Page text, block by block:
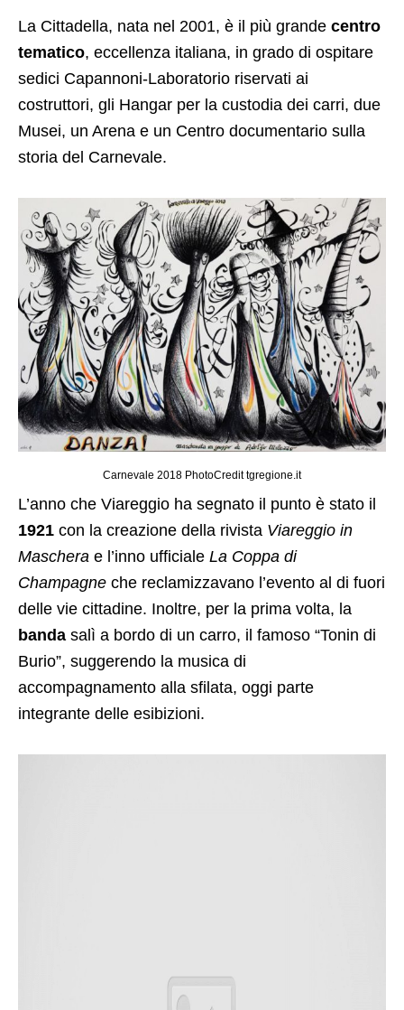
La Cittadella, nata nel 2001, è il più grande centro
tematico, eccellenza italiana, in grado di ospitare
sedici Capannoni-Laboratorio riservati ai
costruttori, gli Hangar per la custodia dei carri, due
Musei, un Arena e un Centro documentario sulla
storia del Carnevale.
Carnevale 2018 PhotoCredit tgregione.it
L’anno che Viareggio ha segnato il punto è stato il
1921 con la creazione della rivista Viareggio in
Maschera e l’inno ufficiale La Coppa di
Champagne che reclamizzavano l’evento al di fuori
delle vie cittadine. Inoltre, per la prima volta, la
banda salì a bordo di un carro, il famoso “Tonin di
Burio”, suggerendo la musica di
accompagnamento alla sfilata, oggi parte
integrante delle esibizioni.